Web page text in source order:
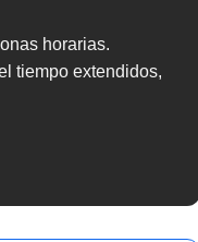
horarias.
tiempo extendidos,